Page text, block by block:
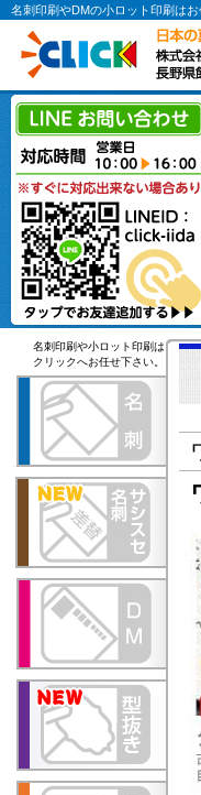
名刺印刷やDMの小ロット印刷はお
名刺印刷や小ロット印刷は
クリックへお任せ下さい。